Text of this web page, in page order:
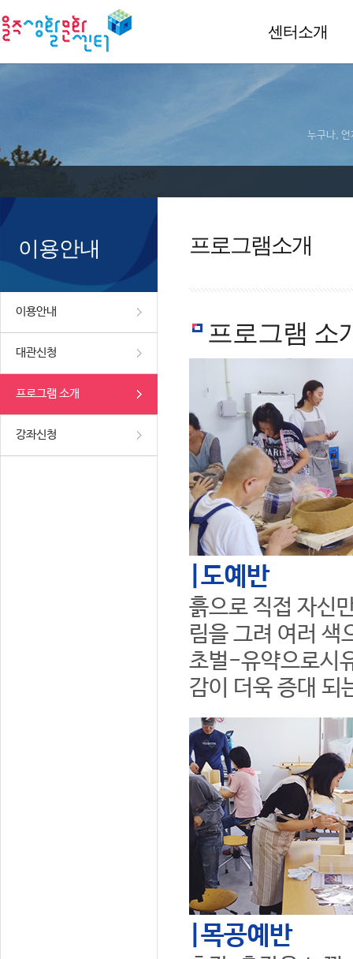
센터소개
누구나, 언
이용안내
이용안내
대관신청
프로그램 소개
강좌신청
프로그램소개
프로그램 소
|도예반
흙으로 직접 자신
림을 그려 여러 색
초벌-유약으로시
감이 더욱 증대 되
|목공예반